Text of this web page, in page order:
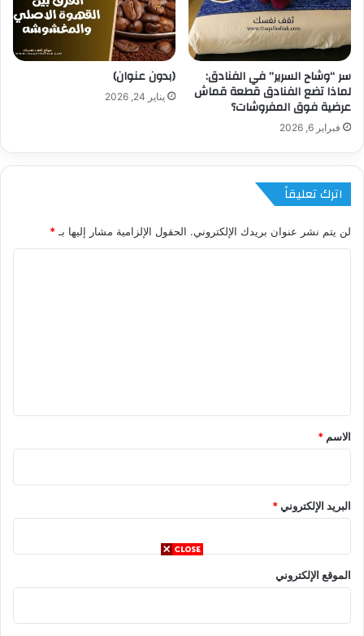
سر “وشاح السرير” في الفنادق:
لماذا تضع الفنادق قطعة قماش
عرضية فوق المفروشات؟
فبراير 6, 2026
(بدون عنوان)
يناير 24, 2026
اترك تعليقاً
لن يتم نشر عنوان بريدك الإلكتروني. الحقول الإلزامية مشار إليها بـ*
*
الاسم *
البريد الإلكتروني*
الموقع الإلكتروني